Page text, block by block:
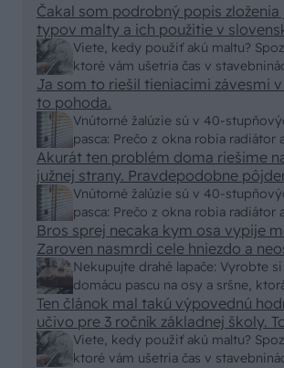
Viete, kedy použiť akú maltu?
ktoré vám ušetria čas v
Čakal som podrobný popis
typov malty a ich použitie v
prostredí, no dostal som len pár
o výbere vriec v stavebninách. Kde
názov a zmysel časopisu "Urob si
skutočne už nemáme na Slovensku
Vypadá to tak že za pár rokov nám
chaty a chalupy číňania a použijú
Vnútorné žalúzie sú v 40-
pasca: Prečo z okna robia radiátor
vyriešiť za pár eur?
Ja som to riešil tieniacimi závesmi
to pohoda.
Vnútorné žalúzie sú v 40-
pasca: Prečo z okna robia radiátor
vyriešiť za pár eur?
Akurát ten problém doma riešime
južnej strany. Pravdepodobne
vonkajšieho tienenia na spôsob
250x150cm. Čínsky predajcovia idú
eur kus.
Nekupujte drahé lapače: Vyrobte
domácu pascu na osy a sršne,
von
Bros sprej necaka kym osa vypije
Zaroven nasmrdi cele hniezdo a
nic zive. Vasa pasca naucinke moc
Skor pritiahne slimaky
Viete, kedy použiť akú maltu?
ktoré vám ušetria čas v
Ten článok mal takú výpovednú
učivo pre 3 ročník základnej školy. To fakt? AI
alebo nejaka kniha z VŠ? Dnešné rychlotvrdnuce
malty - pevnosť 40 Mpa a doba